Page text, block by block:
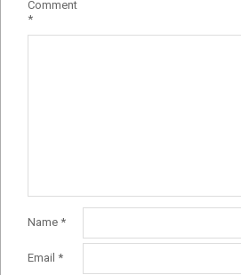
Comment
*
Name *
Email *